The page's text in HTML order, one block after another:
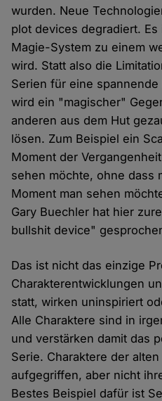
wurden. Neue
plot devices degradiert.
Magie-System zu einem
wird. Statt also die
Serien für eine
wird ein "magischer"
anderen aus dem Hut
lösen. Zum Beispiel ein
Moment der
sehen möchte, ohne dass
Moment man sehen
Gary Buechler hat hier
bullshit device"
Das ist nicht das einzige
Charakterentwicklungen
statt, wirken uninspiriert
Alle Charaktere sind in
und verstärken damit das
Serie. Charaktere der
aufgegriffen, aber nicht
Bestes Beispiel dafür ist